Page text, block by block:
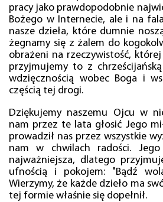
pracy jako prawdopodobnie
Bożego w Internecie, ale i na
nasze dzieła, które dumnie
żegnamy się z żalem do
obrażeni na rzeczywistość,
przyjmujemy to z
wdzięcznością wobec Boga i
częścią tej drogi.
Dziękujemy naszemu Ojcu w
nam przez te lata głosić Jego
prowadził nas przez wszystkie
nam w chwilach radości.
najważniejsza, dlatego
ufnością i pokojem: "Bądź
Wierzymy, że każde dzieło ma
tej formie właśnie się dopełnił.